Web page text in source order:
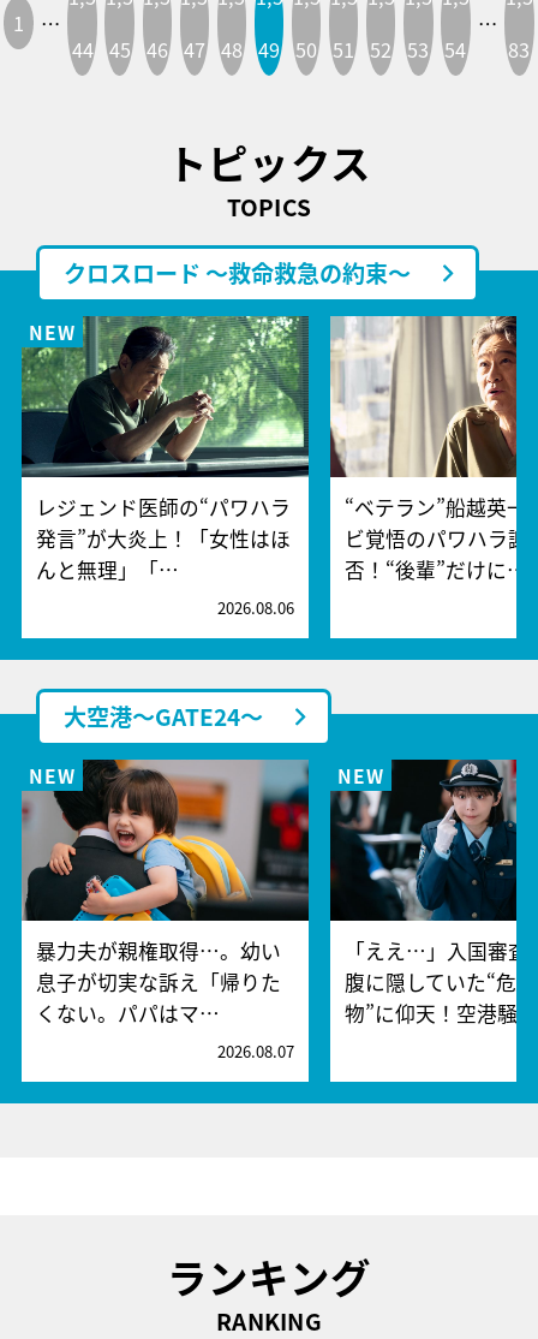
1 …
44 45 46 47 48 49 50 51 52 53
54
…
83
トピックス
TOPICS
クロスロード ～救命救急の約束～
レジェンド医師の“パワハラ
発言”が大炎上！「女性はほ
んと無理」「…
2026.08.06
“ベテラン”船越英一
ビ覚悟のパワハラ謝
否！“後輩”だけに…
大空港～GATE24～
暴力夫が親権取得…。幼い
息子が切実な訴え「帰りた
くない。パパはマ…
2026.08.07
「ええ…」入国審査
腹に隠していた“危
物”に仰天！空港騒
ランキング
RANKING